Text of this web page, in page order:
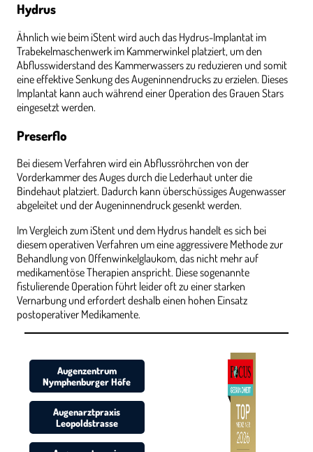
Hydrus
Ähnlich wie beim iStent wird auch das Hydrus-Implantat im
Trabekelmaschenwerk im Kammerwinkel platziert, um den
Abflusswiderstand des Kammerwassers zu reduzieren und somit
eine effektive Senkung des Augeninnendrucks zu erzielen. Dieses
Implantat kann auch während einer Operation des Grauen Stars
eingesetzt werden.
Preserflo
Bei diesem Verfahren wird ein Abflussröhrchen von der
Vorderkammer des Auges durch die Lederhaut unter die
Bindehaut platziert. Dadurch kann überschüssiges Augenwasser
abgeleitet und der Augeninnendruck gesenkt werden.
Im Vergleich zum iStent und dem Hydrus handelt es sich bei
diesem operativen Verfahren um eine aggressivere Methode zur
Behandlung von Offenwinkelglaukom, das nicht mehr auf
medikamentöse Therapien anspricht. Diese sogenannte
fistulierende Operation führt leider oft zu einer starken
Vernarbung und erfordert deshalb einen hohen Einsatz
postoperativer Medikamente.
Augenzentrum
Nymphenburger Höfe
Augenarztpraxis
Leopoldstrasse